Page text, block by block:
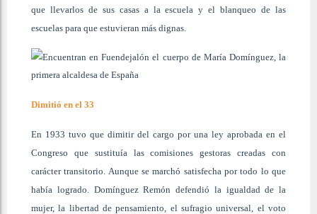
que llevarlos de sus casas a la escuela y el blanqueo de las
escuelas para que estuvieran más dignas.
Dimitió en el 33
En 1933 tuvo que dimitir del cargo por una ley aprobada en el
Congreso que sustituía las comisiones gestoras creadas con
carácter transitorio. Aunque se marchó satisfecha por todo lo que
había logrado. Domínguez Remón defendió la igualdad de la
mujer, la libertad de pensamiento, el sufragio universal, el voto